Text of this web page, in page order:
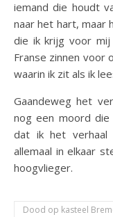
iemand die houdt
naar het hart, maar
die ik krijg voor
Franse zinnen voor
waarin ik zit als ik
Gaandeweg het
nog een moord
dat ik het
allemaal in elkaar
hoogvlieger.
Dood op kasteel